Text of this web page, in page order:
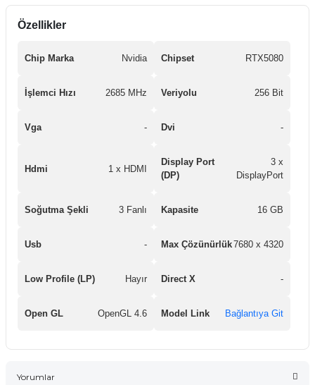
Özellikler
Chip Marka Nvidia Chipset RTX5080
İşlemci Hızı 2685 MHz Veriyolu 256 Bit
Vga - Dvi -
Hdmi 1 x HDMI
Display Port
(DP)
3 x
DisplayPort
Soğutma Şekli 3 Fanlı Kapasite 16 GB
Usb - Max Çözünürlük7680 x 4320
Low Profile (LP) Hayır Direct X -
Open GL OpenGL 4.6 Model Link Bağlantıya Git
Yorumlar